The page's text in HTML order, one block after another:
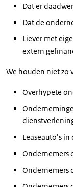
Dat er
Dat de
Liever met
extern
We houden niet zo
Overhypete
Leaseauto’s
Ondernemers
Ondernemers